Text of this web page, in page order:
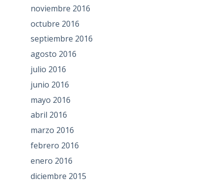
noviembre 2016
octubre 2016
septiembre 2016
agosto 2016
julio 2016
junio 2016
mayo 2016
abril 2016
marzo 2016
febrero 2016
enero 2016
diciembre 2015